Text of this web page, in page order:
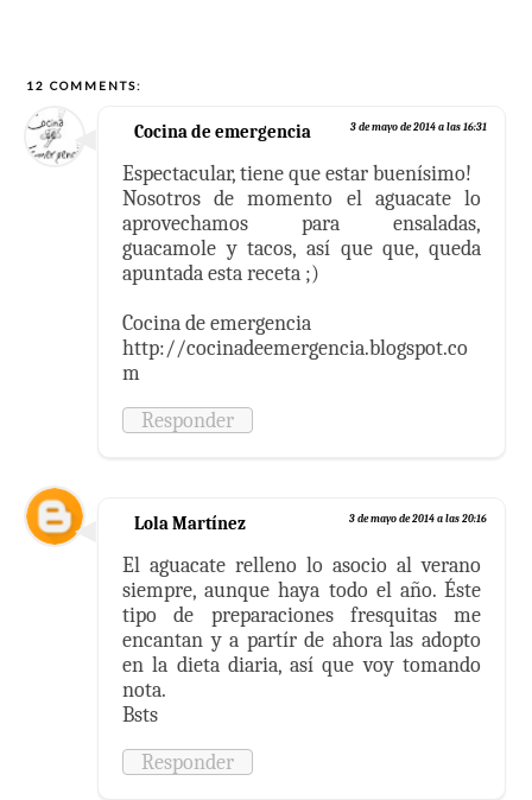
12 COMMENTS:
Cocina de emergencia 3 de mayo de 2014 a las 16:31
Espectacular, tiene que estar buenísimo!
Nosotros de momento el aguacate lo
aprovechamos para ensaladas,
guacamole y tacos, así que que, queda
apuntada esta receta ;)
Cocina de emergencia
http://cocinadeemergencia.blogspot.co
m
Responder
Lola Martínez 3 de mayo de 2014 a las 20:16
El aguacate relleno lo asocio al verano
siempre, aunque haya todo el año. Éste
tipo de preparaciones fresquitas me
encantan y a partír de ahora las adopto
en la dieta diaria, así que voy tomando
nota.
Bsts
Responder